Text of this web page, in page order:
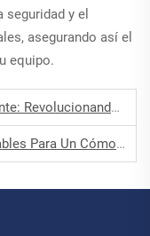
y el
asegurando así el
equipo.
El Uso De Energía
Calor Todo El Año En Interiores